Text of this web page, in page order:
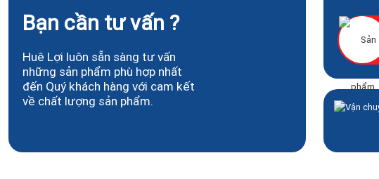
Bạn cần tư vấn ?
Huê Lợi luôn sẵn sàng tư vấn
những sản phẩm phù hợp nhất
đến Quý khách hàng với cam kết
về chất lượng sản phẩm.